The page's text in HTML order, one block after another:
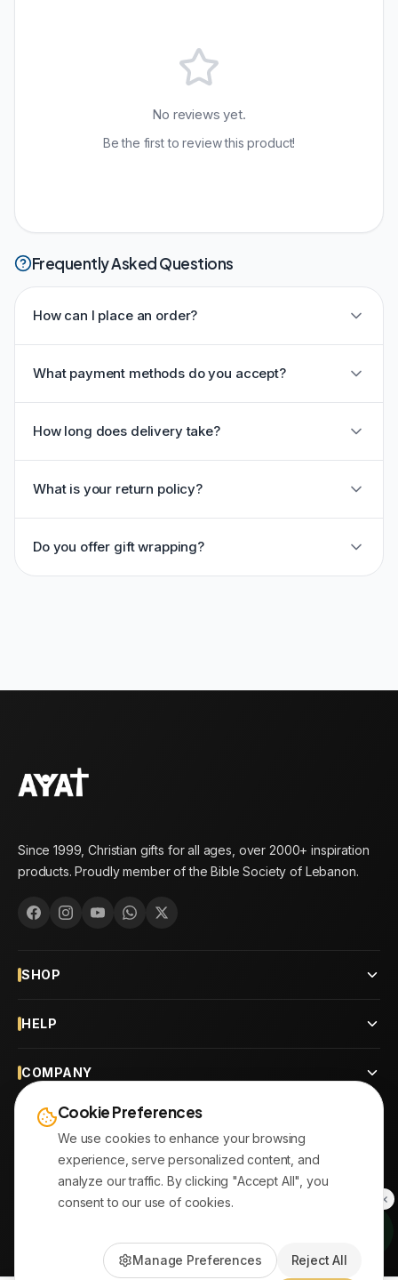
No reviews yet.
Be the first to review this product!
Frequently Asked Questions
How can I place an order?
What payment methods do you accept?
How long does delivery take?
What is your return policy?
Do you offer gift wrapping?
Since 1999, Christian gifts for all ages, over 2000+ inspiration
products. Proudly member of the Bible Society of Lebanon.
SHOP
HELP
COMPANY
CONTACT
OUR BRANCHES
© 2026AYATonline.com
Cookie Preferences
We use cookies to enhance your browsing
experience, serve personalized content, and
analyze our traffic. By clicking "Accept All", you
consent to our use of cookies.
Manage Preferences Reject All